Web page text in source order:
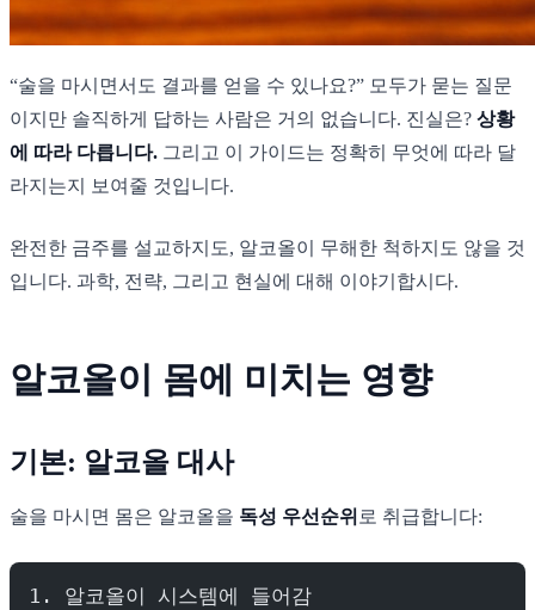
“술을 마시면서도 결과를 얻을 수 있나요?” 모두가 묻는 질문
이지만 솔직하게 답하는 사람은 거의 없습니다. 진실은? 상황
에 따라 다릅니다. 그리고 이 가이드는 정확히 무엇에 따라 달
라지는지 보여줄 것입니다.
완전한 금주를 설교하지도, 알코올이 무해한 척하지도 않을 것
입니다. 과학, 전략, 그리고 현실에 대해 이야기합시다.
알코올이 몸에 미치는 영향
기본: 알코올 대사
술을 마시면 몸은 알코올을 독성 우선순위 로 취급합니다:
1. 알코올이 시스템에 들어감